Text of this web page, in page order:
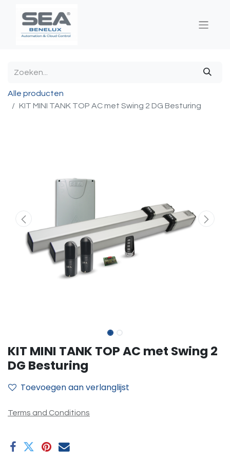
Alle producten
KIT MINI TANK TOP AC met Swing 2 DG Besturing
KIT MINI TANK TOP AC met Swing 2
DG Besturing
Toevoegen aan verlanglijst
Terms and Conditions